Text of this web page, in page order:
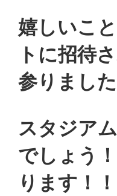
嬉しいこ
トに招待
参りました
スタジア
でしょう
ります！！